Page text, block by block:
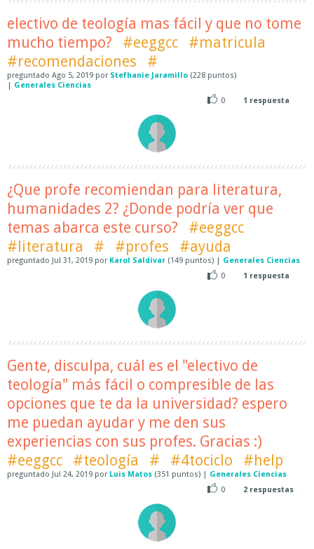
electivo de teología mas fácil y que no tome
mucho tiempo?
#eeggcc
#matricula
#recomendaciones
#
preguntado Ago 5, 2019 por Stefhanie Jaramillo (228 puntos)
| Generales Ciencias
0
1 respuesta
¿Que profe recomiendan para literatura,
humanidades 2? ¿Donde podría ver que
temas abarca este curso?
#eeggcc
#literatura
# #profes #ayuda
preguntado Jul 31, 2019 por Karol Saldivar (149 puntos) | Generales Ciencias
0
1 respuesta
Gente, disculpa, cuál es el "electivo de
teología" más fácil o compresible de las
opciones que te da la universidad? espero
me puedan ayudar y me den sus
experiencias con sus profes. Gracias :)
#eeggcc
#teología # #4tociclo #help
preguntado Jul 24, 2019 por Luis Matos (351 puntos) | Generales Ciencias
0
2 respuestas